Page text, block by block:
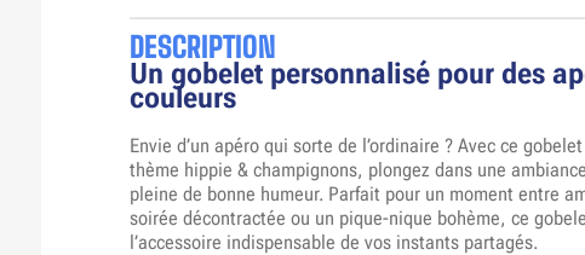
DESCRIPTION
Un gobelet personnalisé pour des
couleurs
Envie d’un apéro qui sorte de l’ordinaire ? Avec ce
thème hippie & champignons, plongez dans une
pleine de bonne humeur. Parfait pour un moment entre
soirée décontractée ou un pique-nique bohème, ce
l’accessoire indispensable de vos instants partagés.